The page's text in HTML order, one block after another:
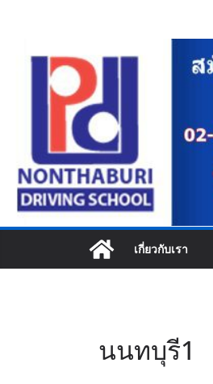
content
เกี่ยวกับเรา
นนทบุรี1